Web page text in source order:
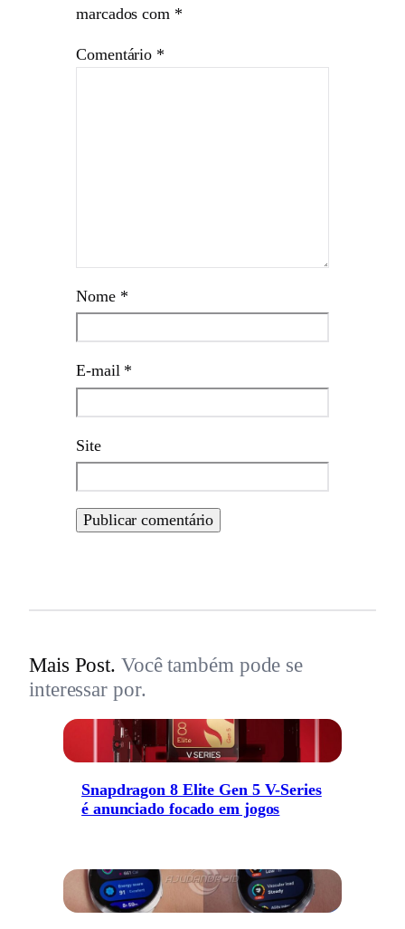
marcados com *
Comentário *
Nome *
E-mail *
Site
Mais Post. Você também pode se
interessar por.
Snapdragon 8 Elite Gen 5 V-Series
é anunciado focado em jogos